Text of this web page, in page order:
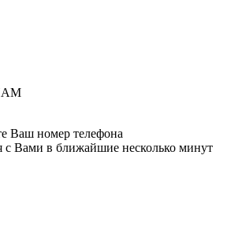
Ваш номер телефона
с Вами в ближайшие несколько минут